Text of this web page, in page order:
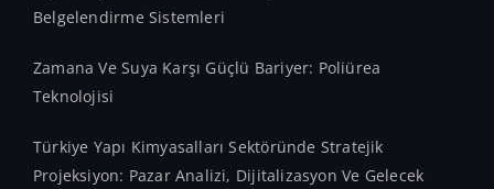
Belgelendirme Sistemleri
Zamana Ve Suya Karşı Güçlü Bariyer: Poliürea
Teknolojisi
Türkiye Yapı Kimyasalları Sektöründe Stratejik
Projeksiyon: Pazar Analizi, Dijitalizasyon Ve Gelecek